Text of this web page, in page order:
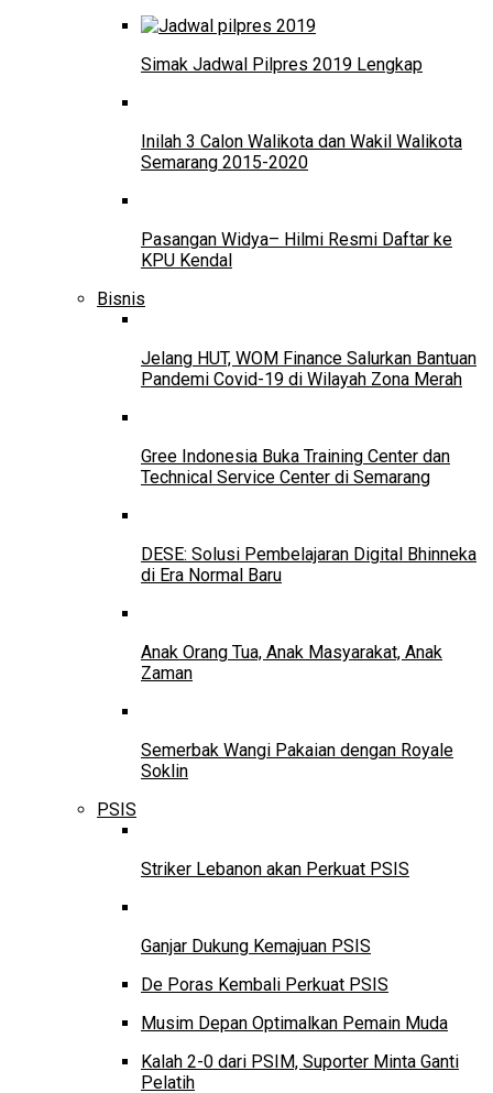
Simak Jadwal Pilpres 2019 Lengkap
Inilah 3 Calon Walikota dan Wakil Walikota
Semarang 2015-2020
Pasangan Widya– Hilmi Resmi Daftar ke
KPU Kendal
Bisnis
Jelang HUT, WOM Finance Salurkan Bantuan
Pandemi Covid-19 di Wilayah Zona Merah
Gree Indonesia Buka Training Center dan
Technical Service Center di Semarang
DESE: Solusi Pembelajaran Digital Bhinneka
di Era Normal Baru
Anak Orang Tua, Anak Masyarakat, Anak
Zaman
Semerbak Wangi Pakaian dengan Royale
Soklin
PSIS
Striker Lebanon akan Perkuat PSIS
Ganjar Dukung Kemajuan PSIS
De Poras Kembali Perkuat PSIS
Musim Depan Optimalkan Pemain Muda
Kalah 2-0 dari PSIM, Suporter Minta Ganti
Pelatih